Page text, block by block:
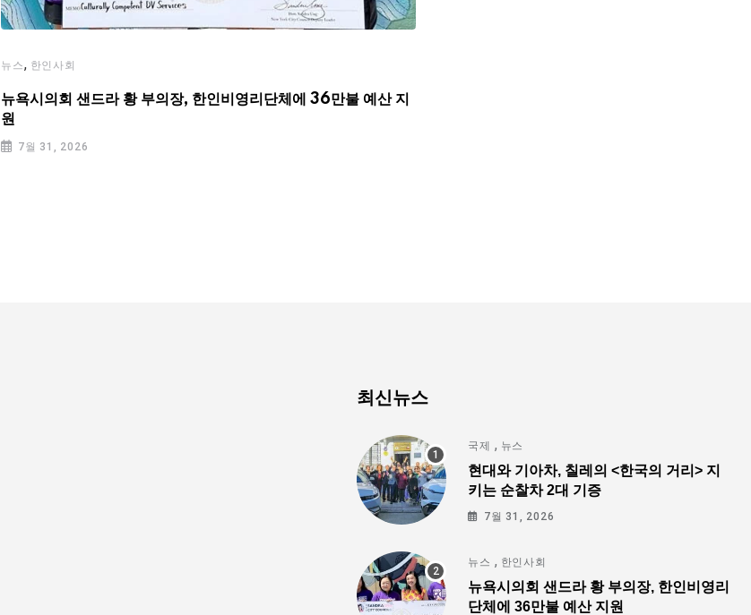
뉴스, 한인사회
뉴욕시의회 샌드라 황 부의장, 한인비영리단체에 36만불 예산 지
원
7월 31, 2026
최신뉴스
국제 , 뉴스
현대와 기아차, 칠레의 <한국의 거리> 지
키는 순찰차 2대 기증
7월 31, 2026
뉴스 , 한인사회
뉴욕시의회 샌드라 황 부의장, 한인비영리
단체에 36만불 예산 지원